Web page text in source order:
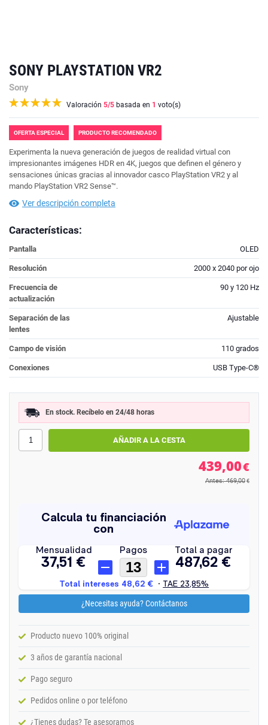
SONY PLAYSTATION VR2
Sony
Valoración 5/5 basada en 1 voto(s)
OFERTA ESPECIAL PRODUCTO RECOMENDADO
Experimenta la nueva generación de juegos de realidad virtual con
impresionantes imágenes HDR en 4K, juegos que definen el género y
sensaciones únicas gracias al innovador casco PlayStation VR2 y al
mando PlayStation VR2 Sense™.
Ver descripción completa
Características:
Pantalla OLED
Resolución 2000 x 2040 por ojo
Frecuencia de
actualización
90 y 120 Hz
Separación de las
lentes
Ajustable
Campo de visión 110 grados
Conexiones USB Type-C®
En stock. Recíbelo en 24/48 horas
439,00€
Antes: 469,00 €
¿Necesitas ayuda? Contáctanos
Producto nuevo 100% original
3 años de garantía nacional
Pago seguro
Pedidos online o por teléfono
¿Tienes dudas? Te asesoramos